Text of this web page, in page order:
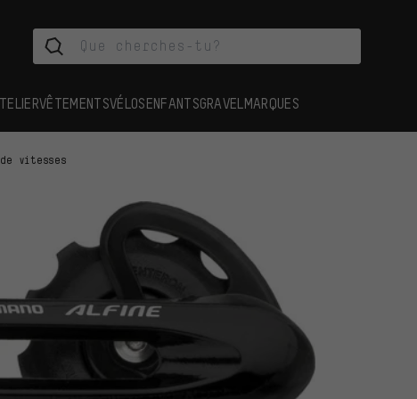
VÊTEMENTSVÉLOSENFANTSGRAVEL MARQUES
vitesses